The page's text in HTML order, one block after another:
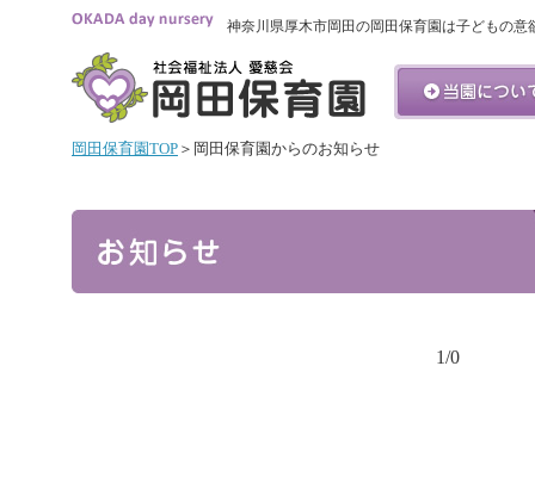
神奈川県厚木市岡田の岡田保育園は子どもの意
岡田保育園TOP ＞岡田保育園からのお知らせ
1/0